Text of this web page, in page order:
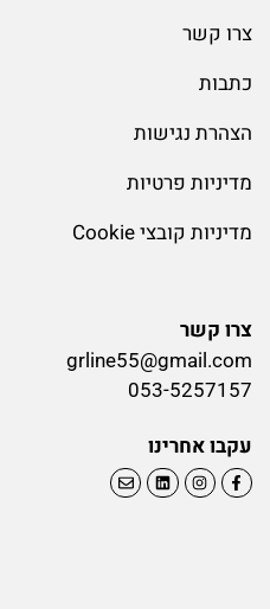
צרו קשר
כתבות
הצהרת נגישות
מדיניות פרטיות
מדיניות קובצי Cookie
צרו קשר
grline55@gmail.com
053-5257157
עקבו אחרינו